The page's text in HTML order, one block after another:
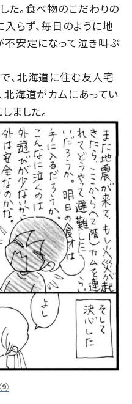
た。食べ物のこだわりの
らず、毎日のように地
安定になって泣き叫ぶ
、北海道に住む友人宅
北海道がカムにあってい
ました。
⑨